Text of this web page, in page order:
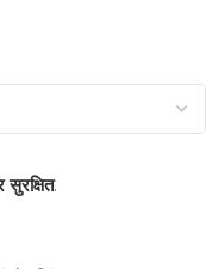
सुरक्षित.